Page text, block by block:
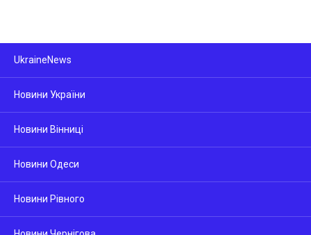
UkraineNews
Новини України
Новини Вінниці
Новини Одеси
Новини Рівного